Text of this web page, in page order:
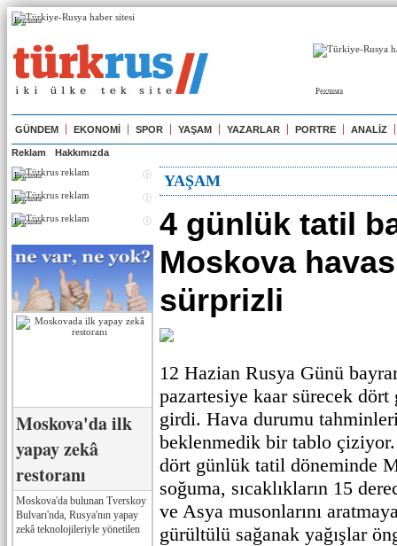
Реклама
Реклама
GÜNDEM EKONOMİ SPOR YAŞAM YAZARLAR PORTRE ANALİZ
Reklam Hakkımızda
Реклама
Реклама
Реклама
Moskova'da ilk
yapay zekâ
restoranı
Moskova'da bulunan Tverskoy
Bulvarı'nda, Rusya'nın yapay
zekâ teknolojileriyle yönetilen
YAŞAM
4 günlük tatil
Moskova
sürprizli
12 Hazian Rusya Günü
pazartesiye kaar sürecek
girdi. Hava durumu
beklenmedik bir tablo
dört günlük tatil döneminde
soğuma, sıcaklıkların 15
ve Asya musonlarını
gürültülü sağanak yağışlar